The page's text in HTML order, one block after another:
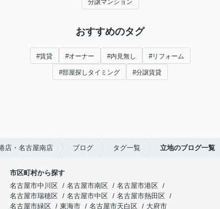
分譲マンション
おすすめのタグ
#賃貸 #オーナー #内見無し #リフォーム
#部屋探しタイミング #分譲賃貸
店・名古屋南店 ブログ タグ一覧 立地のブログ一覧
市区町村から探す
名古屋市中川区
名古屋市南区
名古屋市港区
名古屋市瑞穂区
名古屋市中区
名古屋市熱田区
名古屋市緑区
東海市 名古屋市天白区
大府市